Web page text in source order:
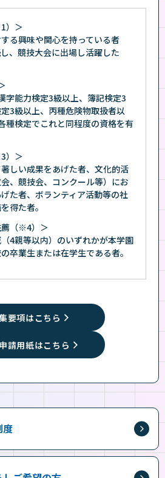
）＞
る興味や関心を持っている者
、競技大会に出場し活躍した
字能力検定3級以上、簿記検定3
3級以上、丙種危険物取扱者以
種検定でこれと同程度の資格を有
）＞
しい成果をあげた者、文化的活
、競技会、コンクール等）にお
た者、ボランティア活動等の社
得た者。
薦（※4）＞
4親等以内）のいずれかが本学園
卒業生または在学生である者。
要項はこちら
請用紙はこちら
度